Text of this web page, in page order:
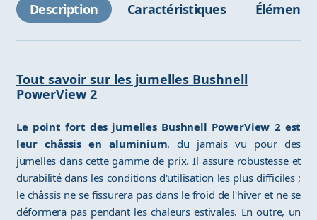
Description Caractéristiques Éléments
Tout savoir sur les jumelles Bushnell
PowerView 2
Le point fort des jumelles Bushnell PowerView 2 est
leur châssis en aluminium, du jamais vu pour des
jumelles dans cette gamme de prix. Il assure robustesse et
durabilité dans les conditions d'utilisation les plus difficiles ;
le châssis ne se fissurera pas dans le froid de l'hiver et ne se
déformera pas pendant les chaleurs estivales. En outre, un